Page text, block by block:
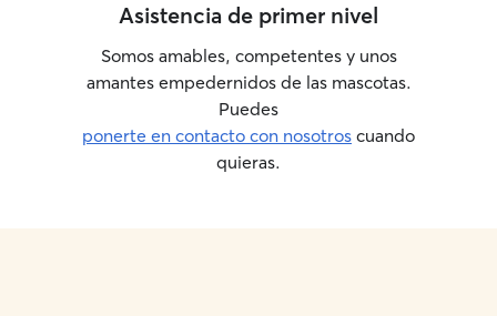
Asistencia de primer nivel
Somos amables, competentes y unos
amantes empedernidos de las mascotas.
Puedes
ponerte en contacto con nosotros cuando
quieras.